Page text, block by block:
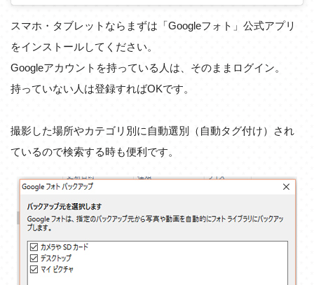
スマホ・タブレットならまずは「Googleフォト」公式アプリ
をインストールしてください。
Googleアカウントを持っている人は、そのままログイン。
持っていない人は登録すればOKです。
撮影した場所やカテゴリ別に自動選別（自動タグ付け）され
ているので検索する時も便利です。